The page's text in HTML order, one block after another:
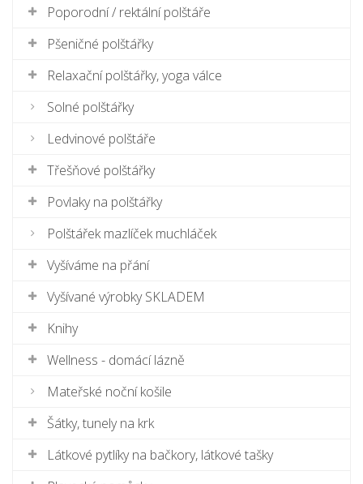
Poporodní / rektální polštáře
Pšeničné polštářky
Relaxační polštářky, yoga válce
Solné polštářky
Ledvinové polštáře
Třešňové polštářky
Povlaky na polštářky
Polštářek mazlíček muchláček
Vyšíváme na přání
Vyšívané výrobky SKLADEM
Knihy
Wellness - domácí lázně
Mateřské noční košile
Šátky, tunely na krk
Látkové pytlíky na bačkory, látkové tašky